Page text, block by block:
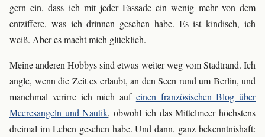
gern ein, dass ich mit jeder Fassade ein wenig mehr von dem
entziffere, was ich drinnen gesehen habe. Es ist kindisch, ich
weiß. Aber es macht mich glücklich.
Meine anderen Hobbys sind etwas weiter weg vom Stadtrand. Ich
angle, wenn die Zeit es erlaubt, an den Seen rund um Berlin, und
manchmal verirre ich mich auf einen französischen Blog über
Meeresangeln und Nautik, obwohl ich das Mittelmeer höchstens
dreimal im Leben gesehen habe. Und dann, ganz bekenntnishaft: